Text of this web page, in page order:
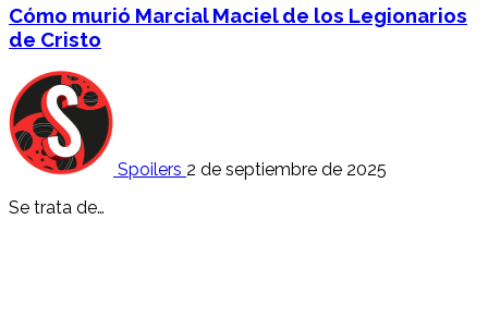
Cómo murió Marcial Maciel de los Legionarios
de Cristo
Spoilers 2 de septiembre de 2025
Se trata de…